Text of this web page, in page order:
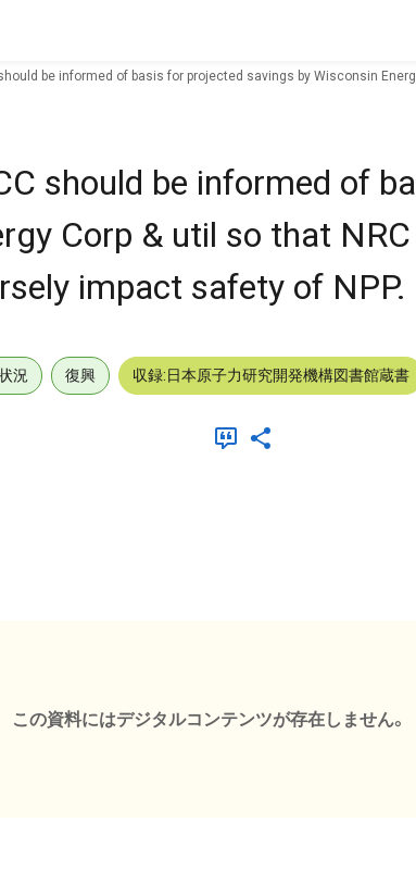
be informed of basis for projected savings by Wisconsin
should be informed of
Corp & util so that
impact safety of NPP.
況 復興 収録:日本原子力研究開発機構図書館蔵書
この資料にはデジタルコンテンツが存在しません。